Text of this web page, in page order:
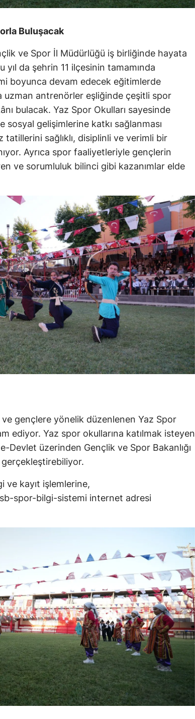
Buluşacak
ve Spor İl Müdürlüğü iş birliğinde hayata
yıl da şehrin 11 ilçesinin tamamında
boyunca devam edecek eğitimlerde
uzman antrenörler eşliğinde çeşitli spor
bulacak. Yaz Spor Okulları sayesinde
gelişimlerine katkı sağlanması
sağlıklı, disiplinli ve verimli bir
Ayrıca spor faaliyetleriyle gençlerin
ve sorumluluk bilinci gibi kazanımlar elde
ve gençlere yönelik düzenlenen Yaz Spor
ediyor. Yaz spor okullarına katılmak isteyen
Devlet üzerinden Gençlik ve Spor Bakanlığı
gerçekleştirebiliyor.
ve kayıt işlemlerine,
spor-bilgi-sistemi internet adresi